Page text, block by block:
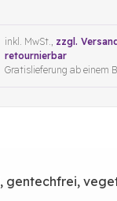
inkl. MwSt., zzgl.
retournierbar
Gratislieferung ab einem